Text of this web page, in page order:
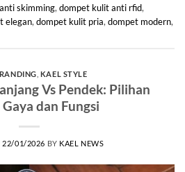
skimming, dompet kulit anti rfid,
elegan, dompet kulit pria, dompet modern,
KAEL STYLE
Vs Pendek: Pilihan
dan Fungsi
22/01/2026 BY KAEL NEWS